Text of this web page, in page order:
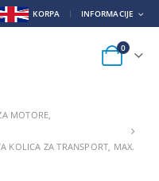
KORPA INFORMACIJE
0
MOTORE,
KOLICA ZA TRANSPORT, MAX.